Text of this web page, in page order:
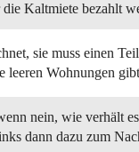
Kaltmiete bezahlt
sie muss einen
leeren Wohnungen
nein, wie verhält
dann dazu zum